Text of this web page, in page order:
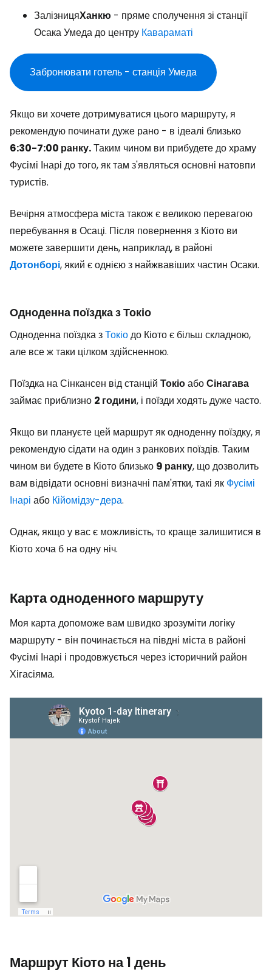
ЗалізницяХанкю - пряме сполучення зі станції
Осака Умеда до центру Кавараматі
Забронювати готель - станція Умеда
Якщо ви хочете дотримуватися цього маршруту, я
рекомендую починати дуже рано - в ідеалі близько
6:30-7:00 ранку.Таким чином ви прибудете до храму
Фусімі Інарі до того, як там з'являться основні натовпи
туристів.
Вечірня атмосфера міста також є великою перевагою
перебування в Осаці. Після повернення з Кіото ви
можете завершити день, наприклад, в районі
Дотонборі, який є однією з найжвавіших частин Осаки.
Одноденна поїздка з Токіо
Одноденна поїздка зТокіодо Кіото є більш складною,
але все ж таки цілком здійсненною.
Поїздка на Сінкансен від станцій ТокіоабоСінагава
займає приблизно 2 години, і поїзди ходять дуже часто.
Якщо ви плануєте цей маршрут як одноденну поїздку, я
рекомендую сідати на один з ранкових поїздів. Таким
чином ви будете в Кіото близько 9 ранку, що дозволить
вам відвідати основні визначні пам'ятки, такі як Фусімі
Інарі або Кійомідзу-дера.
Однак, якщо у вас є можливість, то краще залишитися в
Кіото хоча б на одну ніч.
Карта одноденного маршруту
Моя карта допоможе вам швидко зрозуміти логіку
маршруту - він починається на півдні міста в районі
Фусімі Інарі і продовжується через історичний район
Хігасіяма.
Маршрут Кіото на 1 день